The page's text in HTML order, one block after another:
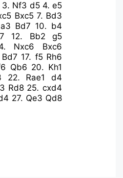
3. Nf3 d5 4.e5
Bxc5 7. Bd3
a3 Bd7 10. b4
12. Bb2
g5
Nxc6
Bxc6
Bd7 17. f5 Rh6
Qb6 20. Kh1
22. Rae1
d4
Rd8 25.cxd4
27. Qe3 Qd8